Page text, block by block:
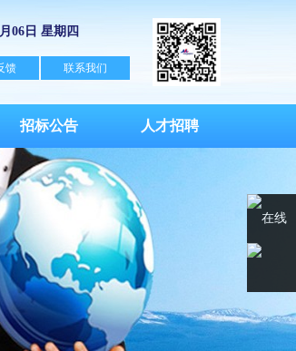
06日 星期四
馈 联系我们
招标公告 人才招聘
在线